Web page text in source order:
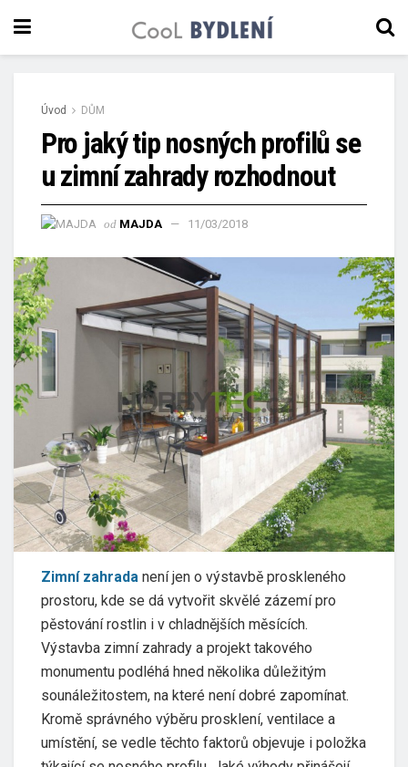
Úvod DŮM
Pro jaký tip nosných profilů se
u zimní zahrady rozhodnout
od MAJDA 11/03/2018
Zimní zahrada není jen o výstavbě proskleného
prostoru, kde se dá vytvořit skvělé zázemí pro
pěstování rostlin i v chladnějších měsících.
Výstavba zimní zahrady a projekt takového
monumentu podléhá hned několika důležitým
sounáležitostem, na které není dobré zapomínat.
Kromě správného výběru prosklení, ventilace a
umístění, se vedle těchto faktorů objevuje i položka